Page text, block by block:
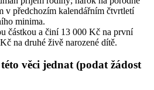
v předchozím kalendářním čtvrtletí
minima.
částkou a činí 13 000 Kč na první
na druhé živě narozené dítě.
věci jednat (podat žádost